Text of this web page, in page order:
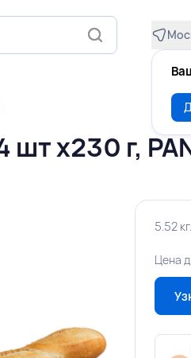
шт х230 г,
5.52
Цена